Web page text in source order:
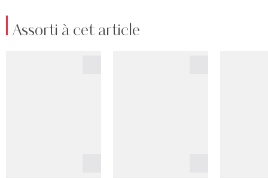
Assorti à cet article